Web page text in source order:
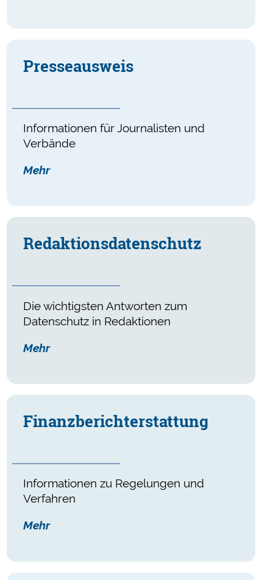
Presse­ausweis
Informationen für Journalisten und
Verbände
Mehr
Redaktionsdatenschutz
Die wichtigsten Antworten zum
Datenschutz in Redaktionen
Mehr
Finanz­bericht­er­stat­tung
Informationen zu Regelungen und
Verfahren
Mehr